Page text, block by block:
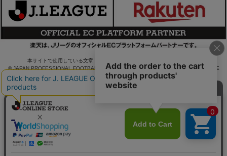
本サイトで使用している文章・画像等の無断での複製・転載を禁止します。
© JAPAN PROFESSIONAL FOOTBALL LEAGUE Rakuten Group, Inc. ALL RIGHTS RE
SERVED.